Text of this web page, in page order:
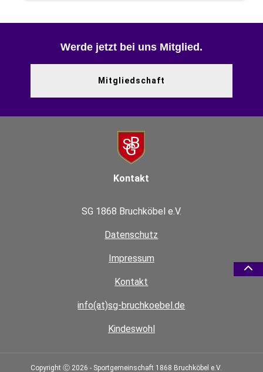
Werde jetzt bei uns Mitglied.
Mitgliedschaft
Kontakt
SG 1868 Bruchköbel e.V.
Datenschutz
Impressum
Kontakt
info(at)sg-bruchkoebel.de
Kindeswohl
Copyright Ⓒ 2026 - Sportgemeinschaft 1868 Bruchköbel e.V.